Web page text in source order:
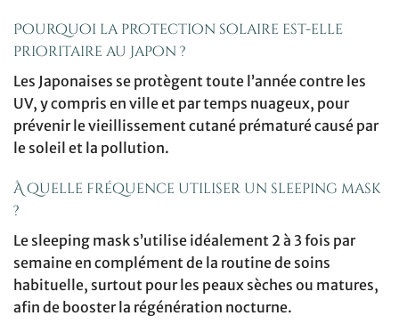
Pourquoi la protection solaire est-elle
prioritaire au Japon ?
Les Japonaises se protègent toute l’année contre les
UV, y compris en ville et par temps nuageux, pour
prévenir le vieillissement cutané prématuré causé par
le soleil et la pollution.
À quelle fréquence utiliser un sleeping mask
?
Le sleeping mask s’utilise idéalement 2 à 3 fois par
semaine en complément de la routine de soins
habituelle, surtout pour les peaux sèches ou matures,
afin de booster la régénération nocturne.